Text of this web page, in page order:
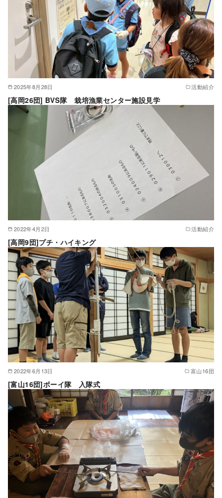
2025年8月28日 活動紹介
[高岡26団] BVS隊 栽培漁業センター施設見学
2022年4月2日 活動紹介
[高岡9団]プチ・ハイキング
2022年6月13日 富山16団
[富山16団]ボーイ隊 入隊式